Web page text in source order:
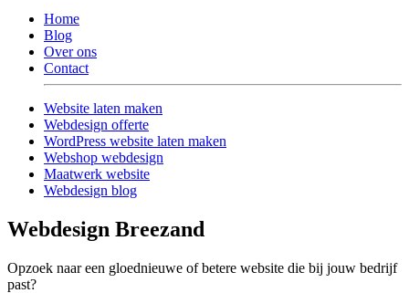
Home
Blog
Over ons
Contact
Website laten maken
Webdesign offerte
WordPress website laten maken
Webshop webdesign
Maatwerk website
Webdesign blog
Webdesign Breezand
Opzoek naar een gloednieuwe of betere website die bij jouw bedrijf
past?